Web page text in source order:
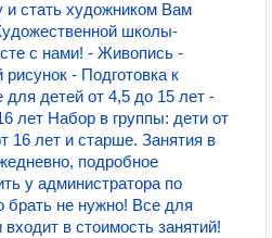
стать художником Вам
школы-
с нами! - Живопись -
- Подготовка к
детей от 4,5 до 15 лет -
лет Набор в группы: дети от
16 лет и старше. Занятия в
подробное
у администратора по
брать не нужно! Все для
в стоимость занятий!